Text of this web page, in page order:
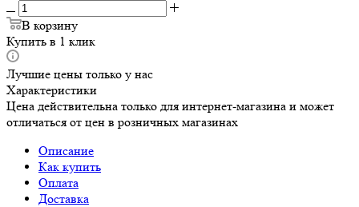
В корзину
Купить в 1 клик
Лучшие цены только у нас
Характеристики
Цена действительна только для интернет-магазина и может
отличаться от цен в розничных магазинах
Описание
Как купить
Оплата
Доставка